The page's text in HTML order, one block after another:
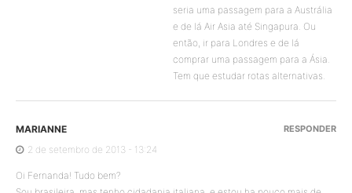
seria uma passagem para a Austrália
e de lá Air Asia até Singapura. Ou
então, ir para Londres e de lá
comprar uma passagem para a Ásia.
Tem que estudar rotas alternativas.
MARIANNE
2 de setembro de 2013 - 13:24
Oi Fernanda! Tudo bem?
RESPONDER